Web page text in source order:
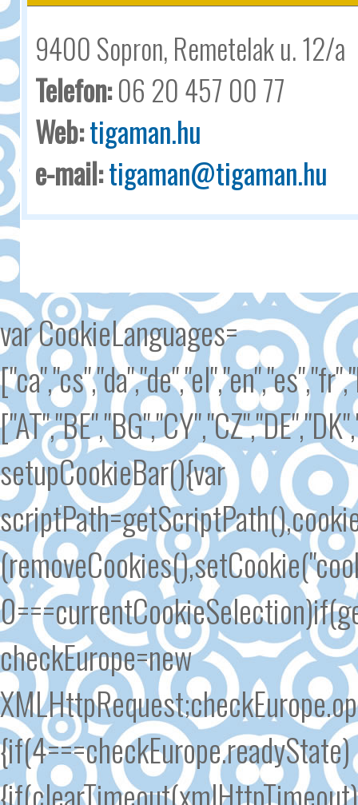
9400 Sopron, Remetelak u. 12/a
Telefon:06 20 457 00 77
Web:tigaman.hu
e-mail:tigaman@tigaman.hu
var CookieLanguages=
setupCookieBar(){var
checkEurope=new
{if(4===checkEurope.readyState)